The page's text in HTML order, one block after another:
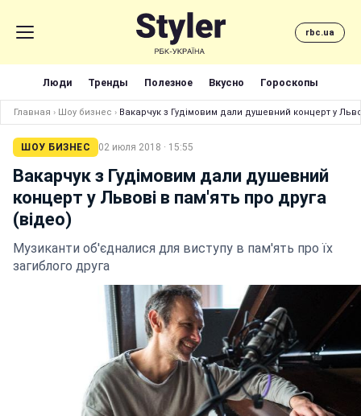
rbc.ua
Люди Тренды Полезное Вкусно Гороскопы
Главная › Шоу бизнес › Вакарчук з Гудімовим дали душевний концерт у
ШОУ БИЗНЕС 02 июля 2018 · 15:55
Вакарчук з Гудімовим дали душевний
концерт у Львові в пам'ять про друга
(відео)
Музиканти об'єдналися для виступу в пам'ять про їх
загиблого друга